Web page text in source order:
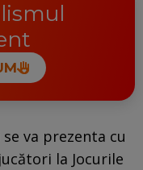
va prezenta cu
la Jocurile